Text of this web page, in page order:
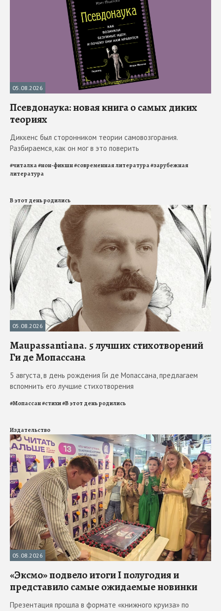
05.08.2026
Псевдонаука: новая книга о самых диких
теориях
Диккенс был сторонником теории самовозгорания.
Разбираемся, как он мог в это поверить
#читалка#нон-фикшн#современная литература#зарубежная
литература
В этот день родились
05.08.2026
Maupassantiana. 5 лучших стихотворений
Ги де Мопассана
5 августа, в день рождения Ги де Мопассана, предлагаем
вспомнить его лучшие стихотворения
#Мопассан#стихи#В этот день родились
Издательство
05.08.2026
«Эксмо» подвело итоги I полугодия и
представило самые ожидаемые новинки
Презентация прошла в формате «книжного круиза» по